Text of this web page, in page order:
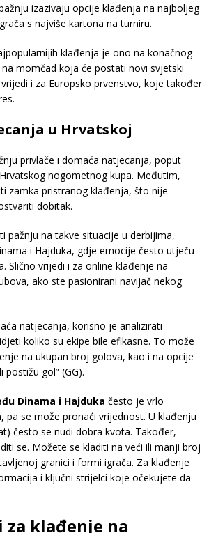
izazivaju opcije klađenja na najboljeg
s najviše kartona na turniru.
klađenja je ono na konačnog
momčad koja će postati novi svjetski
i za Europsko prvenstvo, koje također
u Hrvatskoj
privlače i domaća natjecanja, poput
nogometnog kupa. Međutim,
zamka pristranog klađenja, što nije
dobitak.
pažnju na takve situacije u derbijima,
i Hajduka, gdje emocije često utječu
Slično vrijedi i za online klađenje na
ako ste pasionirani navijač nekog
natjecanja, korisno je analizirati
koliko su ekipe bile efikasne. To može
na ukupan broj golova, kao i na opcije
gol” (GG).
Dinama i Hajduka često je vrlo
pa se može pronaći vrijednost. U klađenju
često se nudi dobra kvota. Također,
se. Možete se kladiti na veći ili manji broj
granici i formi igrača. Za klađenje
i ključni strijelci koje očekujete da
za klađenje na